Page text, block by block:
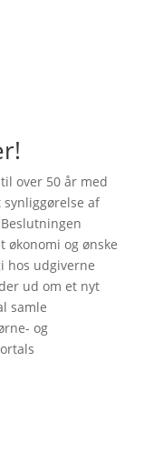
over 50 år med
af
økonomi og ønske
hos udgiverne
ud om et nyt
samle
og